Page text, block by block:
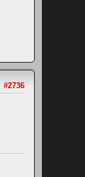
#2736